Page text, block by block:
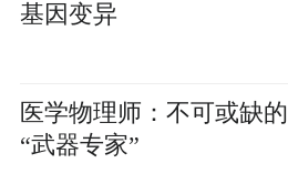
基因变异
医学物理师：不可或缺的
“武器专家”